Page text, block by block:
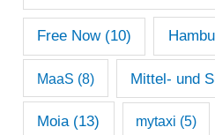
Free Now(10)
MaaS (8) Mittel- und
Moia (13) mytaxi (5)